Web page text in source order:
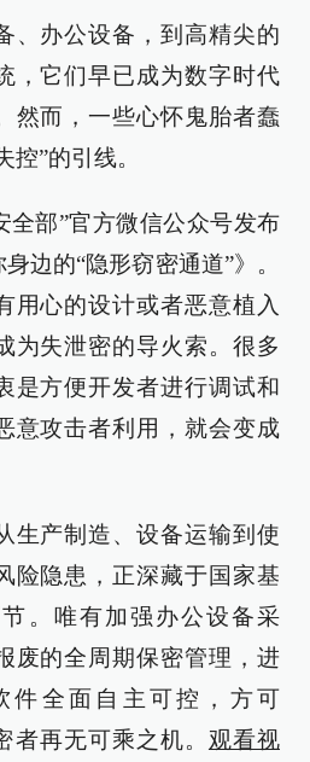
、办公设备，到高精尖的
，它们早已成为数字时代
然而，一些心怀鬼胎者蠢
”的引线。
全部”官方微信公众号发布
边的“隐形窃密通道”》。
用心的设计或者恶意植入
为失泄密的导火索。很多
是方便开发者进行调试和
意攻击者利用，就会变成
生产制造、设备运输到使
险隐患，正深藏于国家基
。唯有加强办公设备采
废的全周期保密管理，进
件全面自主可控，方可
者再无可乘之机。 观看视